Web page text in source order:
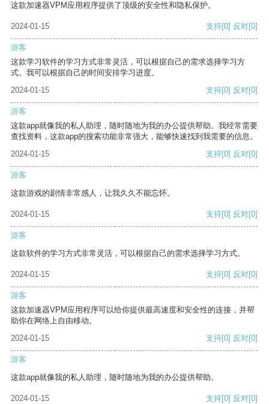
这款加速器VPM应用程序提供了顶级的安全性和隐私保护。
2024-01-15 支持[0] 反对[0]
游客
这款学习软件的学习方式非常灵活，可以根据自己的需求选择学习方
式。我可以根据自己的时间安排学习进度。
2024-01-15
支持[0] 反对[0]
游客
这款app就像我的私人助理，随时随地为我的办公提供帮助。我经常需要
查找资料，这款app的搜索功能非常强大，能够快速找到我需要的信息。
2024-01-15
支持[0] 反对[0]
游客
这款游戏的剧情非常感人，让我久久不能忘怀。
2024-01-15 支持[0] 反对[0]
游客
这款软件的学习方式非常灵活，可以根据自己的需求选择学习方式。
2024-01-15 支持[0] 反对[0]
游客
这款加速器VPM应用程序可以给你提供最高速度和安全性的连接，并帮
助你在网络上自由移动。
2024-01-15
支持[0] 反对[0]
游客
这款app就像我的私人助理，随时随地为我的办公提供帮助。
2024-01-15 支持[0] 反对[0]